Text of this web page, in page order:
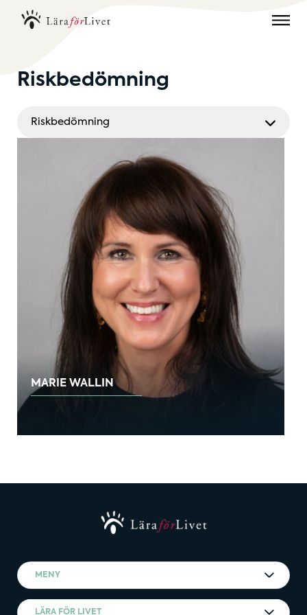
Riskbedömning
Riskbedömning
MARIE WALLIN
MENY
LÄRA FÖR LIVET